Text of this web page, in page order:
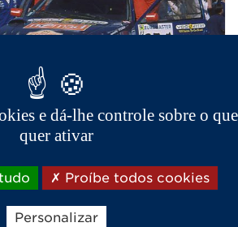
Competição
história da MEGA by
através de veículos de
e de turismo.
e dá-lhe controle sobre o que
quer ativar
Proíbe todos cookies
Personalizar